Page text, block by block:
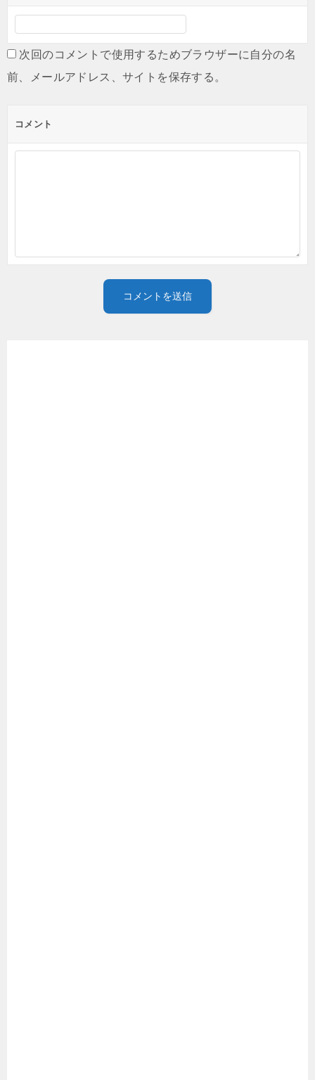
次回のコメントで使用するためブラウザーに自分の名
前、メールアドレス、サイトを保存する。
コメント